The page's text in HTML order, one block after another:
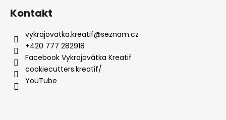
Kontakt
vykrajovatka.kreatif@seznam.cz
+420 777 282918
Facebook Vykrajovátka Kreatif
cookiecutters.kreatif/
YouTube